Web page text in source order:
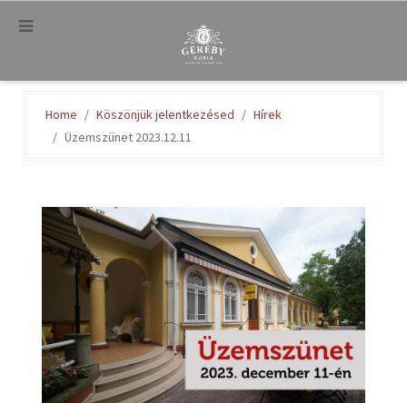
.
Home Köszönjük jelentkezésed
Hírek
Üzemszünet 2023.12.11